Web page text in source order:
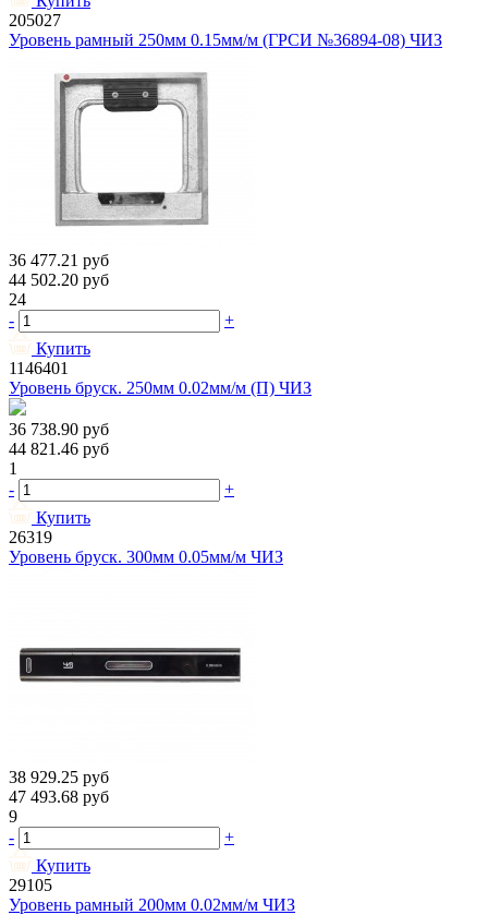
205027
Уровень рамный 250мм 0.15мм/м (ГРСИ №36894-08) ЧИЗ
36 477.21 руб
44 502.20 руб
24
-
+
Купить
1146401
Уровень бруск. 250мм 0.02мм/м (П) ЧИЗ
36 738.90 руб
44 821.46 руб
1
-
+
Купить
26319
Уровень бруск. 300мм 0.05мм/м ЧИЗ
38 929.25 руб
47 493.68 руб
9
-
+
Купить
29105
Уровень рамный 200мм 0.02мм/м ЧИЗ